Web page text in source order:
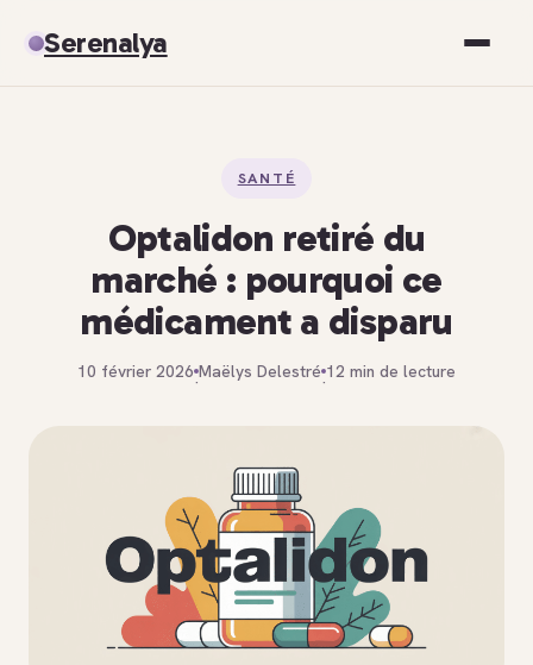
Serenalya
Spiritualité
Développement personnel
SANTÉ
Optalidon retiré du
marché : pourquoi ce
médicament a disparu
10 février 2026
·
Maëlys Delestré
·
12 min de lecture